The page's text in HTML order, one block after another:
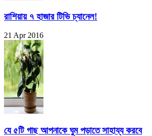
রাশিয়ায় ৭ হাজার টিভি চ্যানেল!
21 Apr 2016
যে ৫টি গাছ আপনাকে ঘুম পড়াতে সাহায্য করবে